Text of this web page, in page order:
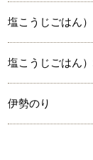
塩こうじごはん
塩こうじごはん
伊勢のり